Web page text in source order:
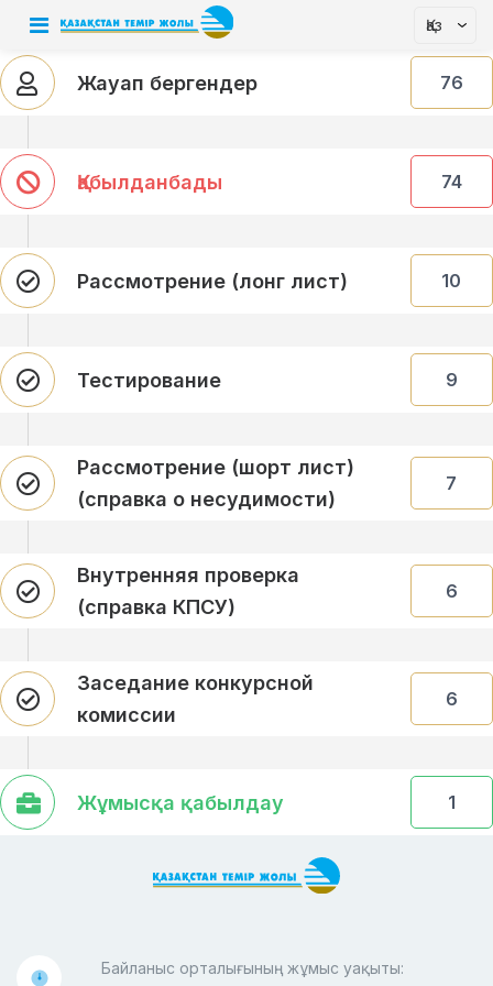
Қаз
Жауап бергендер 76
Қабылданбады 74
Рассмотрение (лонг лист) 10
Тестирование 9
Рассмотрение (шорт лист)
(справка о несудимости)
7
Внутренняя проверка
(справка КПСУ)
6
Заседание конкурсной
комиссии
6
Жұмысқа қабылдау 1
Байланыс орталығының жұмыс уақыты: